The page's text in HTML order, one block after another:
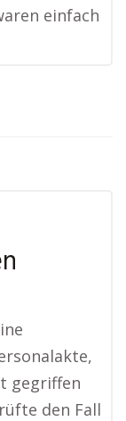
einfach
gegriffen
den Fall